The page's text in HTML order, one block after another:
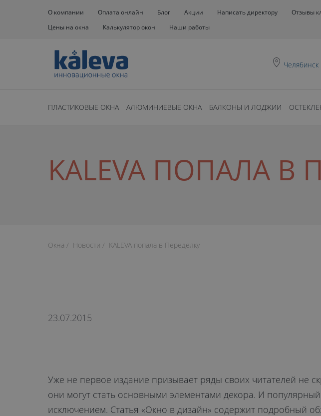
О компании Оплата онлайн Блог Акции Написать директору
Отзывы
Цены на окна
Калькулятор окон Наши работы
Челябинск
ПЛАСТИКОВЫЕ ОКНА АЛЮМИНИЕВЫЕ ОКНА БАЛКОНЫ И ЛОДЖИИ
KALEVA ПОПАЛА В
Окна Новости KALEVA попала в Переделку
23.07.2015
Уже не первое издание призывает ряды своих читателей не
они могут стать основными элементами декора. И
исключением. Статья «Окно в дизайн» содержит подробный